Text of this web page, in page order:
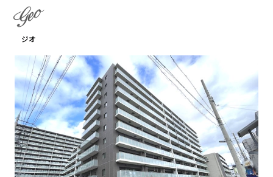
ジオ